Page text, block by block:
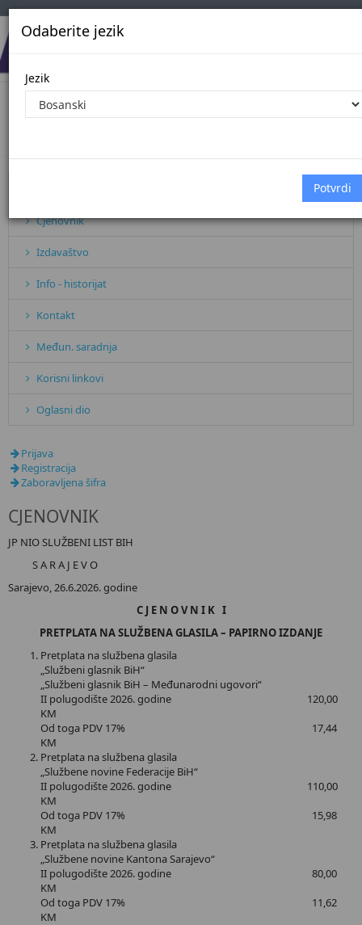
Odaberite jezik
Jezik
CJENOVNIK
Cjenovnik
Izdavaštvo
Info - historijat
Kontakt
Međun. saradnja
Korisni linkovi
Oglasni dio
Prijava
Registracija
Zaboravljena šifra
CJENOVNIK
JP NIO SLUŽBENI LIST BIH
S A R A J E V O
Sarajevo, 26.6.2026. godine
C J E N O V N I K I
PRETPLATA NA SLUŽBENA GLASILA – PAPIRNO IZDANJE
Pretplata na službena glasila
„Službeni glasnik BiH“
„Službeni glasnik BiH – Međunarodni ugovori“
II polugodište 2026. godine 120,00
KM
Od toga PDV 17% 17,44
KM
Pretplata na službena glasila
„Službene novine Federacije BiH“
II polugodište 2026. godine 110,00
KM
Od toga PDV 17% 15,98
KM
Pretplata na službena glasila
„Službene novine Kantona Sarajevo“
II polugodište 2026. godine 80,00
KM
Od toga PDV 17% 11,62
KM